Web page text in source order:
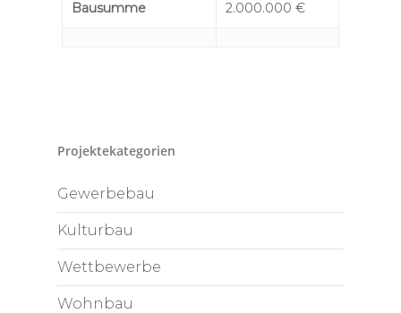
Bausumme 2.000.000 €
Projektekategorien
Gewerbebau
Kulturbau
Wettbewerbe
Wohnbau